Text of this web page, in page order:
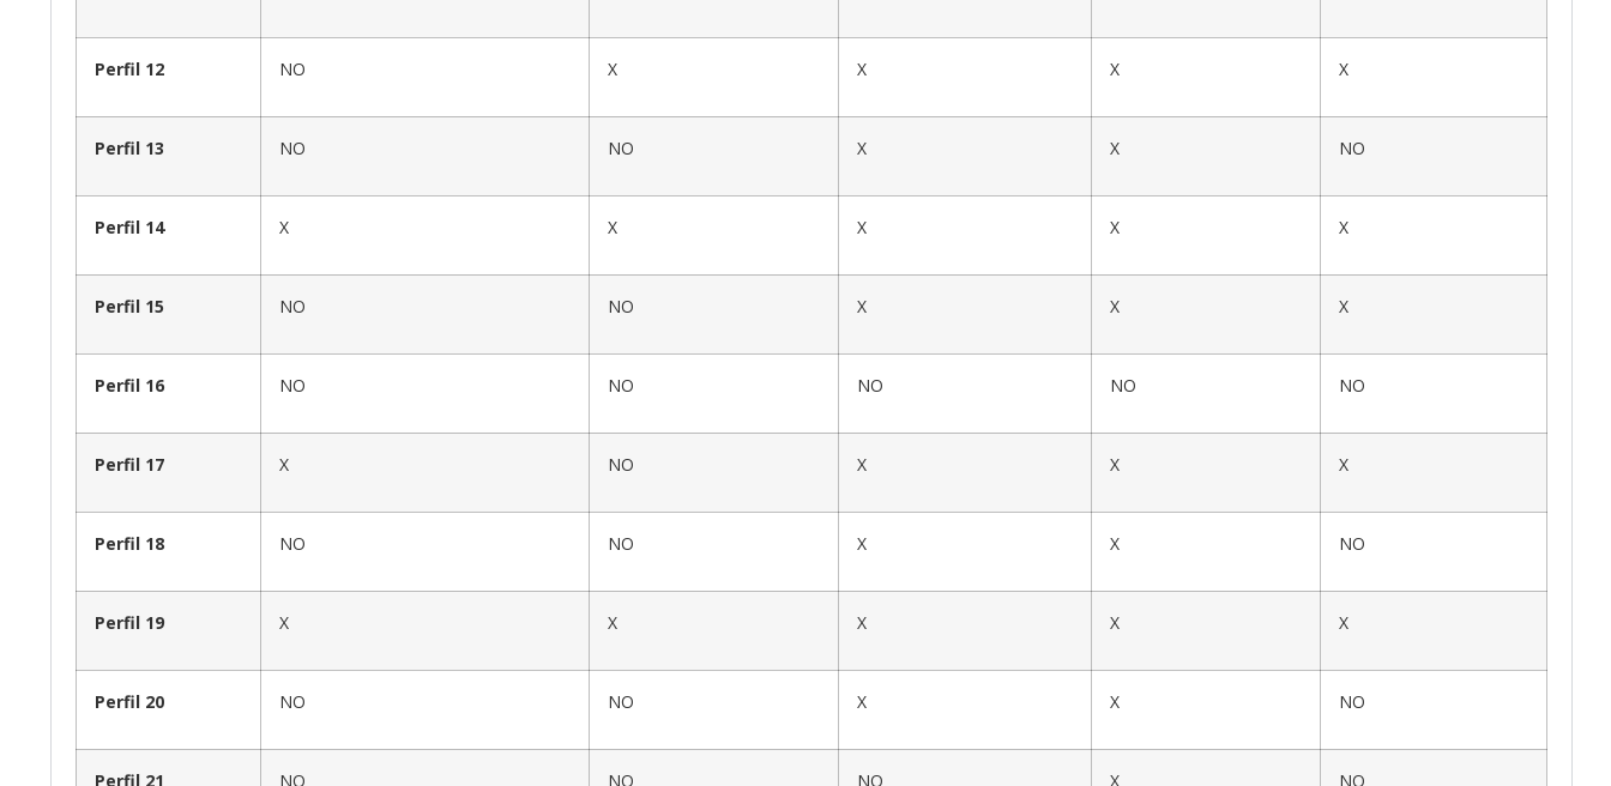
Perfil 12 NO X X X X
Perfil 13 NO NO X X NO
Perfil 14 X X X X X
Perfil 15 NO NO X X X
Perfil 16 NO NO NO NO NO
Perfil 17 X NO X X X
Perfil 18 NO NO X X NO
Perfil 19 X X X X X
Perfil 20 NO NO X X NO
Perfil 21 NO NO NO X NO